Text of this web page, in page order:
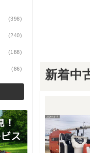
新着中
(398)
(240)
(188)
(86)